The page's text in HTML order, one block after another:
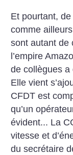
Et pourtant,
comme
sont autant de
l’empire
de collègues a
Elle vient
CFDT est
qu’un
évident... La
vitesse et
du secrétaire